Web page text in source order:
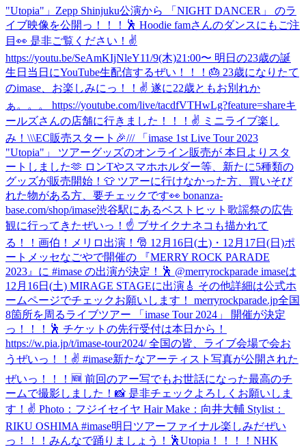
"Utopia"」Zepp Shinjuku公演から 「NIGHT DANCER」 のラ
イブ映像を公開っ！！！🕺 Hoodie famさんのダンスにもご注
目👀 是非ご覧ください！✌️
https://youtu.be/SeAmKIjNleY11/9(木)21:00〜 明日の23歳の誕
生日当日にYouTube生配信するぜい！！！🎂 23歳になりたて
のimase、お楽しみにっ！！✌️ 遂に22歳ともお別れか
ぁ。。。 https://youtube.com/live/tacdfVTHwLg?feature=shareキ
ールズさんの店舗に行きました！！！✌️ ミニライブ楽し
み！ \\\EC販売スタート🎉/// 「imase 1st Live Tour 2023
"Utopia"」 ツアーグッズのオンライン販売が 本日よりスタ
ートしました🫶 ロンTやスマホホルダー等、新たに5種類の
グッズが販売開始！👕 ツアーに行けなかった方、買いそび
れた物がある方、要チェックです👀 bonanza-
base.com/shop/imase渋谷駅にあるベストヒット歌謡祭の広告
観に行ってきたぜいっ！☝️ ブサイクナネコも描かれて
る！！画伯！
メリロ出演！🎅 12月16日(土)・12月17日(日)ポ
ートメッセなごやで開催の 『MERRY ROCK PARADE
2023』に #imase の出演が決定！🕺 @merryrockparade imaseは
12月16日(土) MIRAGE STAGEに出演🎸 その他詳細は公式ホ
ームページでチェックお願いします！ merryrockparade.jp全国
8箇所を周るライブツアー 「imase Tour 2024」 開催が決定
っ！！！🕺 チケットの先行受付は本日から！
https://w.pia.jp/t/imase-tour2024/ 全国の皆、ライブ会場で会お
うぜいっ！！✌️ #imase新たなアーティスト写真が公開された
ぜいっ！！！🆕 前回のアー写でもお世話になった最高のチ
ームで撮影しました！📸 是非チェックよろしくお願いしま
す！✌️ Photo：フジイセイヤ Hair Make：向井大輔 Stylist：
RIKU OSHIMA #imase明日ツアーファイナル楽しみだぜい
っ！！！みんなで踊りましょう！🕺Utopia！！！！ NHK